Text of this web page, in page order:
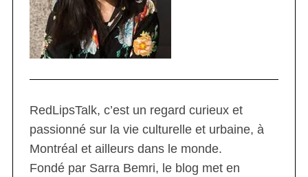
RedLipsTalk, c’est un regard curieux et
passionné sur la vie culturelle et urbaine, à
Montréal et ailleurs dans le monde.
Fondé par Sarra Bemri, le blog met en